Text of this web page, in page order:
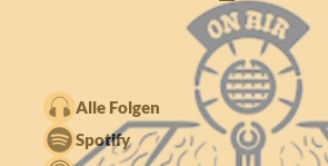
Alle Folgen
Spotify